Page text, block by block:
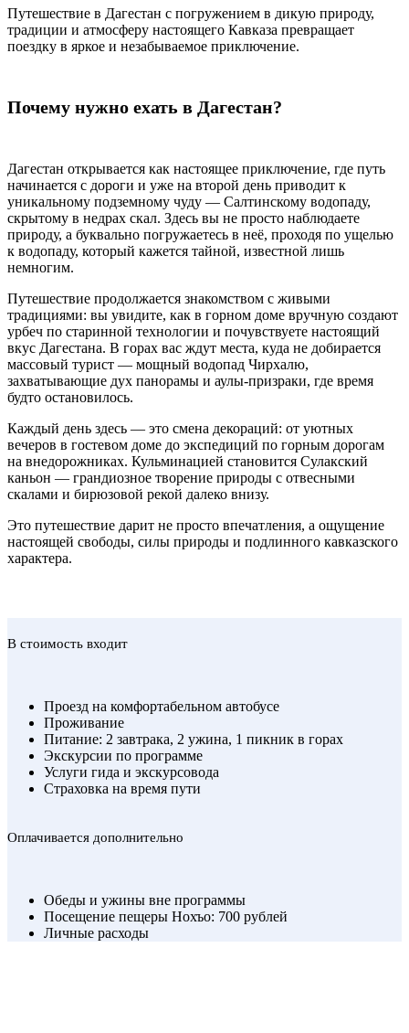
Путешествие в Дагестан с погружением в дикую природу,
традиции и атмосферу настоящего Кавказа превращает
поездку в яркое и незабываемое приключение.
Почему нужно ехать в Дагестан?
Дагестан открывается как настоящее приключение, где путь
начинается с дороги и уже на второй день приводит к
уникальному подземному чуду — Салтинскому водопаду,
скрытому в недрах скал. Здесь вы не просто наблюдаете
природу, а буквально погружаетесь в неё, проходя по ущелью
к водопаду, который кажется тайной, известной лишь
немногим.
Путешествие продолжается знакомством с живыми
традициями: вы увидите, как в горном доме вручную создают
урбеч по старинной технологии и почувствуете настоящий
вкус Дагестана. В горах вас ждут места, куда не добирается
массовый турист — мощный водопад Чирхалю,
захватывающие дух панорамы и аулы-призраки, где время
будто остановилось.
Каждый день здесь — это смена декораций: от уютных
вечеров в гостевом доме до экспедиций по горным дорогам
на внедорожниках. Кульминацией становится Сулакский
каньон — грандиозное творение природы с отвесными
скалами и бирюзовой рекой далеко внизу.
Это путешествие дарит не просто впечатления, а ощущение
настоящей свободы, силы природы и подлинного кавказского
характера.
В стоимость входит
Проезд на комфортабельном автобусе
Проживание
Питание: 2 завтрака, 2 ужина, 1 пикник в горах
Экскурсии по программе
Услуги гида и экскурсовода
Страховка на время пути
Оплачивается дополнительно
Обеды и ужины вне программы
Посещение пещеры Нохъо: 700 рублей
Личные расходы